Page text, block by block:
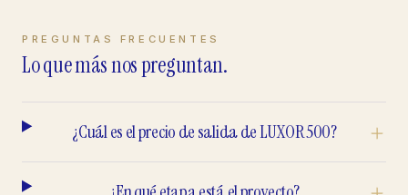
PREGUNTAS FRECUENTES
Lo que más nos preguntan.
¿Cuál es el precio de salida de LUXOR 500?